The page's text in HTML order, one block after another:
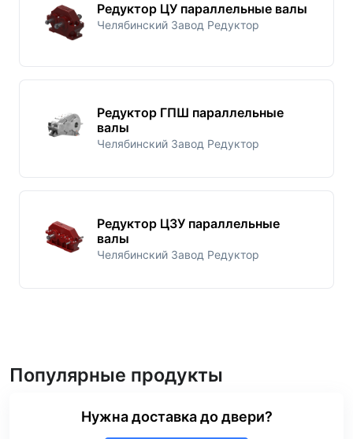
Редуктор ЦУ параллельные валы
Челябинский Завод Редуктор
Редуктор ГПШ параллельные
валы
Челябинский Завод Редуктор
Редуктор Ц3У параллельные
валы
Челябинский Завод Редуктор
Популярные продукты
Нужна доставка до двери?